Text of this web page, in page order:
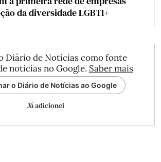
da diversidade LGBTI+
Diário de Notícias como fonte
notícias no Google. Saber mais
o Diário de Notícias ao Google
Já adicionei